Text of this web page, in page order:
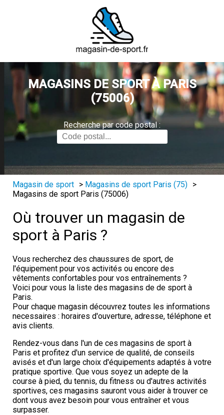
MAGASINS DE SPORT À PARIS
(75006)
Recherche par code postal :
Magasin de sport > Magasins de sport Paris (75) >
Magasins de sport Paris (75006)
Où trouver un magasin de
sport à Paris ?
Vous recherchez des chaussures de sport, de
l'équipement pour vos activités ou encore des
vêtements confortables pour vos entraînements ?
Voici pour vous la liste des magasins de de sport à
Paris.
Pour chaque magasin découvrez toutes les informations
necessaires : horaires d'ouverture, adresse, téléphone et
avis clients.
Rendez-vous dans l'un de ces magasins de sport à
Paris et profitez d'un service de qualité, de conseils
avisés et d'un large choix d'équipements adaptés à votre
pratique sportive. Que vous soyez un adepte de la
course à pied, du tennis, du fitness ou d'autres activités
sportives, ces magasins sauront vous aider à trouver ce
dont vous avez besoin pour vous entraîner et vous
surpasser.